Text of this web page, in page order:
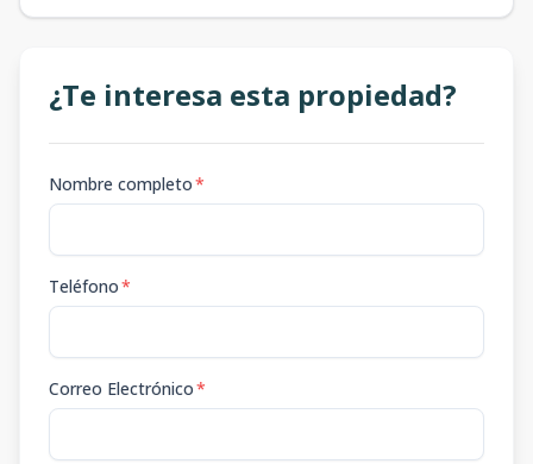
¿Te interesa esta propiedad?
Nombre completo*
Teléfono*
Correo Electrónico*